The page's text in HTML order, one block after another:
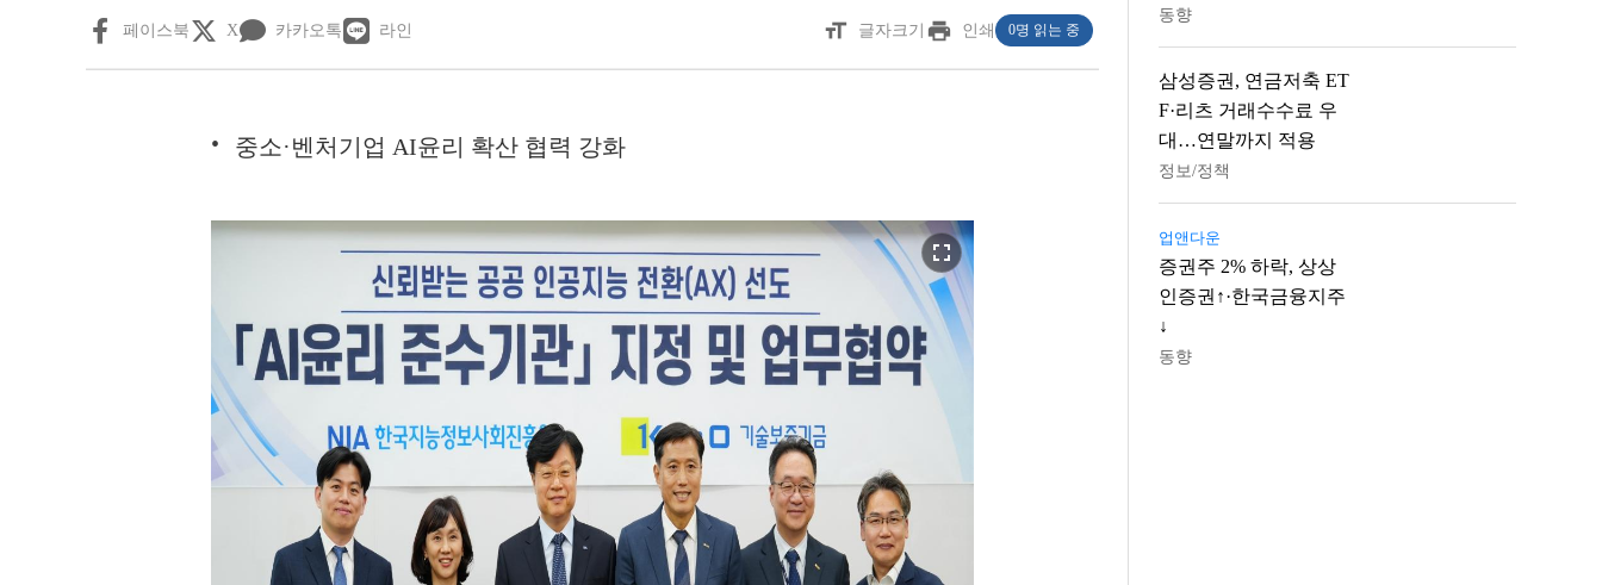
페이스북 X 카카오톡 라인 format_size 글자크기 print 인쇄 0명 읽는 중
중소·벤처기업 AI윤리 확산 협력 강화
fullscreen
동향
삼성증권, 연금저축 ET
F·리츠 거래수수료 우
대…연말까지 적용
정보/정책
업앤다운
증권주 2% 하락, 상상
인증권↑·한국금융지주
↓
동향